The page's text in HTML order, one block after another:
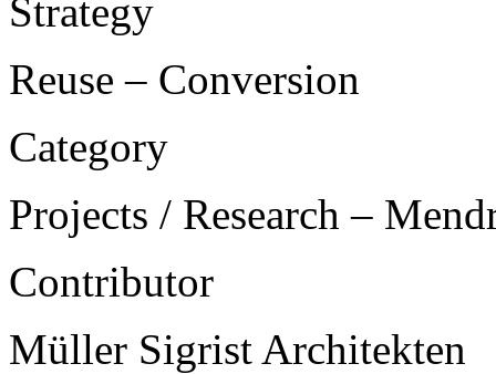
Strategy
Reuse – Conversion
Category
Projects / Research –
Contributor
Müller Sigrist Architekten